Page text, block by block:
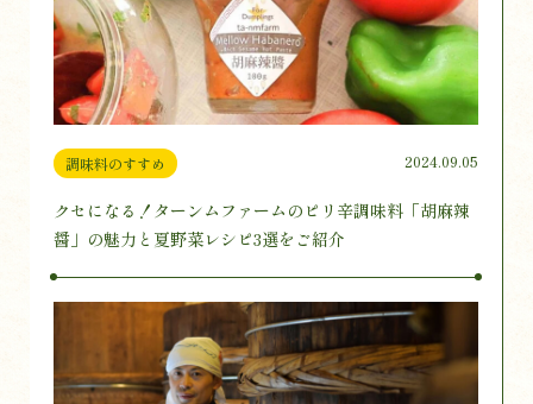
調味料のすすめ 2024.09.05
クセになる！ターンムファームのピリ辛調味料「胡麻辣
醤」の魅力と夏野菜レシピ3選をご紹介